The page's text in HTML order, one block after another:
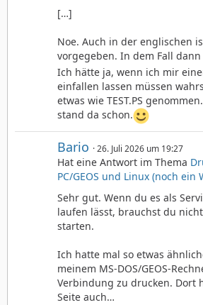
[…]
Noe. Auch in der englischen
vorgegeben. In dem Fall dann
Ich hätte ja, wenn ich mir
einfallen lassen müssen
etwas wie TEST.PS
stand da schon.
Bario 26. Juli 2026 um 19:27
Hat eine Antwort im Thema
PC/GEOS und Linux (noch ein
Sehr gut. Wenn du es als
laufen lässt, brauchst du
starten.
Ich hatte mal so etwas
meinem MS-DOS/GEOS-
Verbindung zu drucken. Dort
Seite auch…